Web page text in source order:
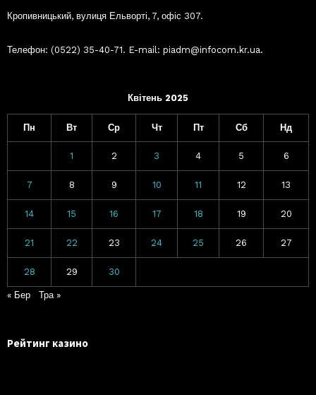
Кропивницький, вулиця Ельворті, 7, офіс 307.
Телефон: (0522) 35-40-71. E-mail: piadm@infocom.kr.ua.
Квітень 2025
Пн Вт Ср Чт Пт Сб Нд
1 2 3 4 5 6
7 8 9 10 11 12 13
14 15 16 17 18 19 20
21 22 23 24 25 26 27
28 29 30
« Бер Тра »
Рейтинг казино